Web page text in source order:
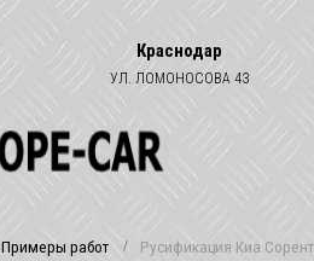
Краснодар
УЛ. ЛОМОНОСОВА 43
Примеры работ Русификация Киа